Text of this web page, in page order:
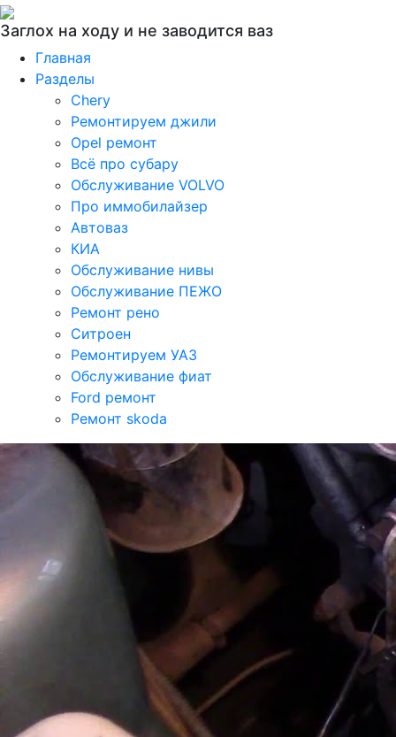
Заглох на ходу и не заводится ваз
Главная
Разделы
Chery
Ремонтируем джили
Opel ремонт
Всё про субару
Обслуживание VOLVO
Про иммобилайзер
Автоваз
КИА
Обслуживание нивы
Обслуживание ПЕЖО
Ремонт рено
Ситроен
Ремонтируем УАЗ
Обслуживание фиат
Ford ремонт
Ремонт skoda